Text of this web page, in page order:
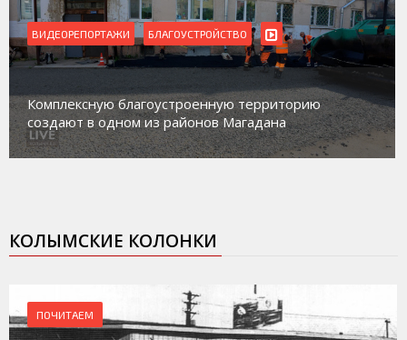
ВИДЕОРЕПОРТАЖИ
Магадан присоединился к пилотному проекту по
работе с несовершеннолетними из групп
социального риска «Переправа»
КОЛЫМСКИЕ КОЛОНКИ
ПОЧИТАЕМ